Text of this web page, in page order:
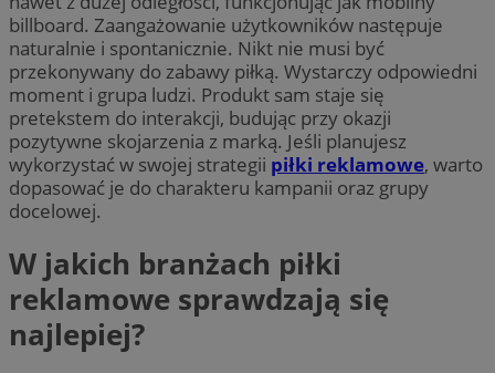
billboard. Zaangażowanie użytkowników następuje
naturalnie i spontanicznie. Nikt nie musi być
przekonywany do zabawy piłką. Wystarczy odpowiedni
moment i grupa ludzi. Produkt sam staje się
pretekstem do interakcji, budując przy okazji
pozytywne skojarzenia z marką. Jeśli planujesz
wykorzystać w swojej strategii piłki reklamowe, warto
dopasować je do charakteru kampanii oraz grupy
docelowej.
W jakich branżach piłki
reklamowe sprawdzają się
najlepiej?